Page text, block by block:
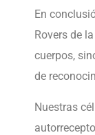
En
Rovers de
cuerpos,
de
Nuestras